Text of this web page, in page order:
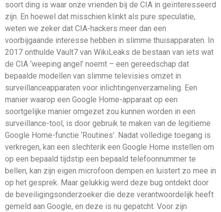
soort ding is waar onze vrienden bij de CIA in geïnteresseerd
zijn. En hoewel dat misschien klinkt als pure speculatie,
weten we zeker dat CIA-hackers meer dan een
voorbijgaande interesse hebben in slimme thuisapparaten. In
2017 onthulde Vault7 van WikiLeaks de bestaan van iets wat
de CIA ‘weeping angel’ noemt – een gereedschap dat
bepaalde modellen van slimme televisies omzet in
surveillanceapparaten voor inlichtingenverzameling. Een
manier waarop een Google Home-apparaat op een
soortgelijke manier omgezet zou kunnen worden in een
surveillance-tool, is door gebruik te maken van de legitieme
Google Home-functie ‘Routines’. Nadat volledige toegang is
verkregen, kan een slechterik een Google Home instellen om
op een bepaald tijdstip een bepaald telefoonnummer te
bellen, kan zijn eigen microfoon dempen en luistert zo mee in
op het gesprek. Maar gelukkig werd deze bug ontdekt door
de beveiligingsonderzoeker die deze verantwoordelijk heeft
gemeld aan Google, en deze is nu gepatcht. Voor zijn